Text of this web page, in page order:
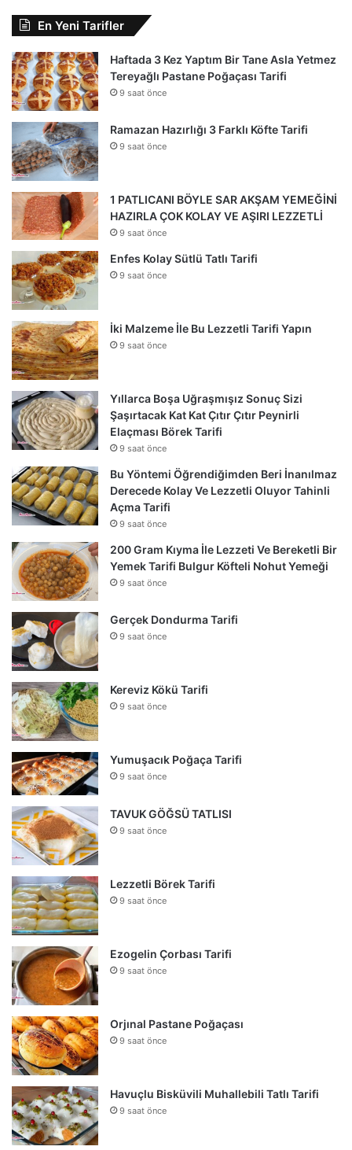
En Yeni Tarifler
Haftada 3 Kez Yaptım Bir Tane Asla Yetmez
Tereyağlı Pastane Poğaçası Tarifi
9 saat önce
Ramazan Hazırlığı 3 Farklı Köfte Tarifi
9 saat önce
1 PATLICANI BÖYLE SAR AKŞAM YEMEĞİNİ
HAZIRLA ÇOK KOLAY VE AŞIRI LEZZETLİ
9 saat önce
Enfes Kolay Sütlü Tatlı Tarifi
9 saat önce
İki Malzeme İle Bu Lezzetli Tarifi Yapın
9 saat önce
Yıllarca Boşa Uğraşmışız Sonuç Sizi
Şaşırtacak Kat Kat Çıtır Çıtır Peynirli
Elaçması Börek Tarifi
9 saat önce
Bu Yöntemi Öğrendiğimden Beri İnanılmaz
Derecede Kolay Ve Lezzetli Oluyor Tahinli
Açma Tarifi
9 saat önce
200 Gram Kıyma İle Lezzeti Ve Bereketli Bir
Yemek Tarifi Bulgur Köfteli Nohut Yemeği
9 saat önce
Gerçek Dondurma Tarifi
9 saat önce
Kereviz Kökü Tarifi
9 saat önce
Yumuşacık Poğaça Tarifi
9 saat önce
TAVUK GÖĞSÜ TATLISI
9 saat önce
Lezzetli Börek Tarifi
9 saat önce
Ezogelin Çorbası Tarifi
9 saat önce
Orjınal Pastane Poğaçası
9 saat önce
Havuçlu Bisküvili Muhallebili Tatlı Tarifi
9 saat önce